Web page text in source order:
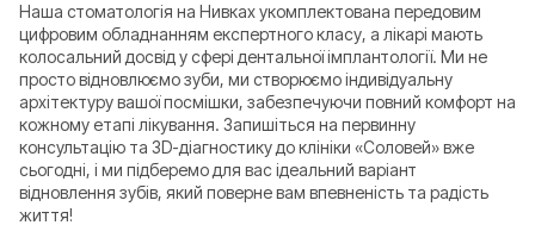
Наша стоматологія на Нивках укомплектована передовим
цифровим обладнанням експертного класу, а лікарі мають
колосальний досвід у сфері дентальної імплантології. Ми не
просто відновлюємо зуби, ми створюємо індивідуальну
архітектуру вашої посмішки, забезпечуючи повний комфорт на
кожному етапі лікування. Запишіться на первинну
консультацію та 3D-діагностику до клініки «Соловей» вже
сьогодні, і ми підберемо для вас ідеальний варіант
відновлення зубів, який поверне вам впевненість та радість
життя!